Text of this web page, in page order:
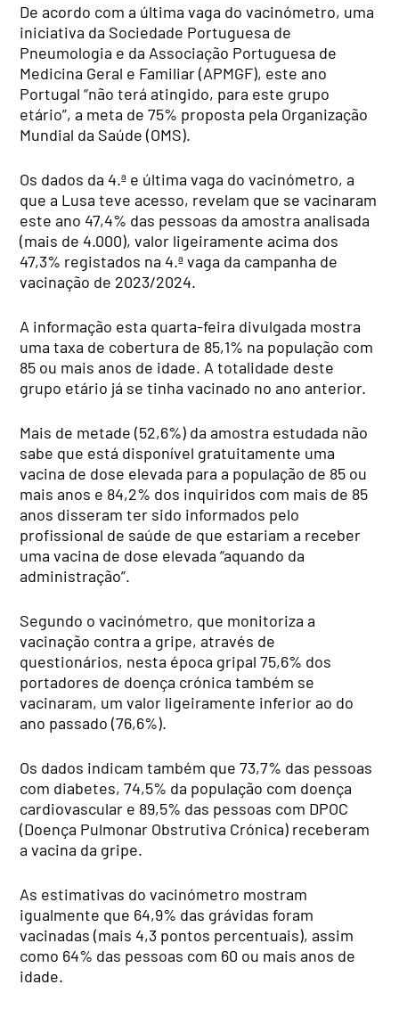
De acordo com a última vaga do vacinómetro, uma
iniciativa da Sociedade Portuguesa de
Pneumologia e da Associação Portuguesa de
Medicina Geral e Familiar (APMGF), este ano
Portugal “não terá atingido, para este grupo
etário”, a meta de 75% proposta pela Organização
Mundial da Saúde (OMS).
Os dados da 4.ª e última vaga do vacinómetro, a
que a Lusa teve acesso, revelam que se vacinaram
este ano 47,4% das pessoas da amostra analisada
(mais de 4.000), valor ligeiramente acima dos
47,3% registados na 4.ª vaga da campanha de
vacinação de 2023/2024.
A informação esta quarta-feira divulgada mostra
uma taxa de cobertura de 85,1% na população com
85 ou mais anos de idade. A totalidade deste
grupo etário já se tinha vacinado no ano anterior.
Mais de metade (52,6%) da amostra estudada não
sabe que está disponível gratuitamente uma
vacina de dose elevada para a população de 85 ou
mais anos e 84,2% dos inquiridos com mais de 85
anos disseram ter sido informados pelo
profissional de saúde de que estariam a receber
uma vacina de dose elevada “aquando da
administração”.
Segundo o vacinómetro, que monitoriza a
vacinação contra a gripe, através de
questionários, nesta época gripal 75,6% dos
portadores de doença crónica também se
vacinaram, um valor ligeiramente inferior ao do
ano passado (76,6%).
Os dados indicam também que 73,7% das pessoas
com diabetes, 74,5% da população com doença
cardiovascular e 89,5% das pessoas com DPOC
(Doença Pulmonar Obstrutiva Crónica) receberam
a vacina da gripe.
As estimativas do vacinómetro mostram
igualmente que 64,9% das grávidas foram
vacinadas (mais 4,3 pontos percentuais), assim
como 64% das pessoas com 60 ou mais anos de
idade.